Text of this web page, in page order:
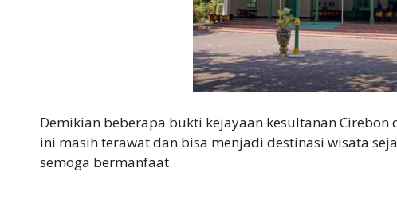
Demikian beberapa bukti kejayaan kesultanan Cirebon
ini masih terawat dan bisa menjadi destinasi wisata
semoga bermanfaat.